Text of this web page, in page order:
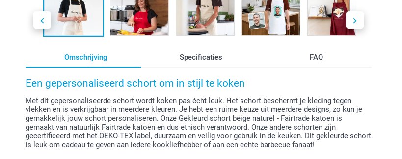
Omschrijving Specificaties FAQ
Een gepersonaliseerd schort om in stijl te koken
Met dit gepersonaliseerde schort wordt koken pas écht leuk. Het schort beschermt je kleding tegen
vlekken en is verkrijgbaar in meerdere kleuren. Je hebt een ruime keuze uit meerdere designs, zo kun je
gemakkelijk jouw schort personaliseren. Onze Gekleurd schort beige naturel - Fairtrade katoen is
gemaakt van natuurlijk Fairtrade katoen en dus ethisch verantwoord. Onze andere schorten zijn
gecertificeerd met het OEKO-TEX label, duurzaam en veilig voor gebruik in de keuken. Dit gekleurde schort
is leuk om cadeau te geven aan iedere kookliefhebber of aan een echte barbecue fanaat!